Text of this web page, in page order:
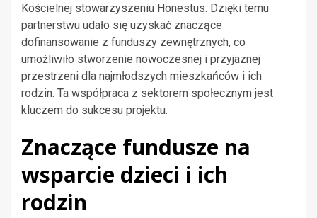
Kościelnej stowarzyszeniu Honestus. Dzięki temu
partnerstwu udało się uzyskać znaczące
dofinansowanie z funduszy zewnętrznych, co
umożliwiło stworzenie nowoczesnej i przyjaznej
przestrzeni dla najmłodszych mieszkańców i ich
rodzin. Ta współpraca z sektorem społecznym jest
kluczem do sukcesu projektu.
Znaczące fundusze na
wsparcie dzieci i ich
rodzin